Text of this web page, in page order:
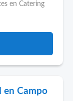
en Catering
en Campo